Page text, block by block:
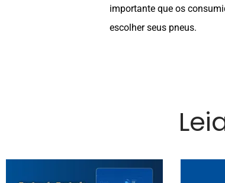
importante que os
escolher seus pneus.